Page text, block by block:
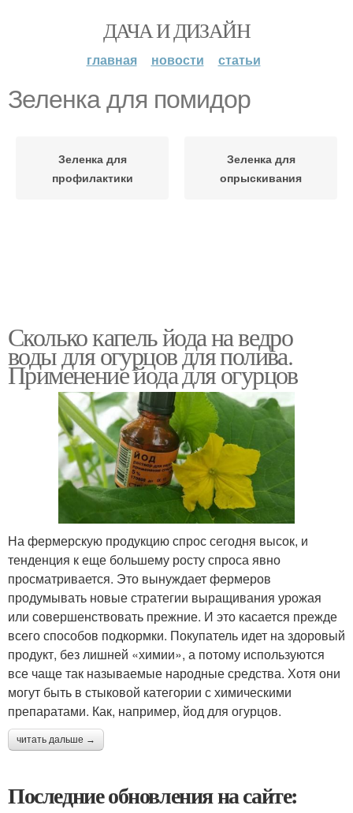
ДАЧА И ДИЗАЙН
главная новости статьи
Зеленка для помидор
Зеленка для
профилактики
Зеленка для
опрыскивания
Сколько капель йода на ведро
воды для огурцов для полива.
Применение йода для огурцов
На фермерскую продукцию спрос сегодня высок, и
тенденция к еще большему росту спроса явно
просматривается. Это вынуждает фермеров
продумывать новые стратегии выращивания урожая
или совершенствовать прежние. И это касается прежде
всего способов подкормки. Покупатель идет на здоровый
продукт, без лишней «химии», а потому используются
все чаще так называемые народные средства. Хотя они
могут быть в стыковой категории с химическими
препаратами. Как, например, йод для огурцов.
читать дальше →
Последние обновления на сайте: